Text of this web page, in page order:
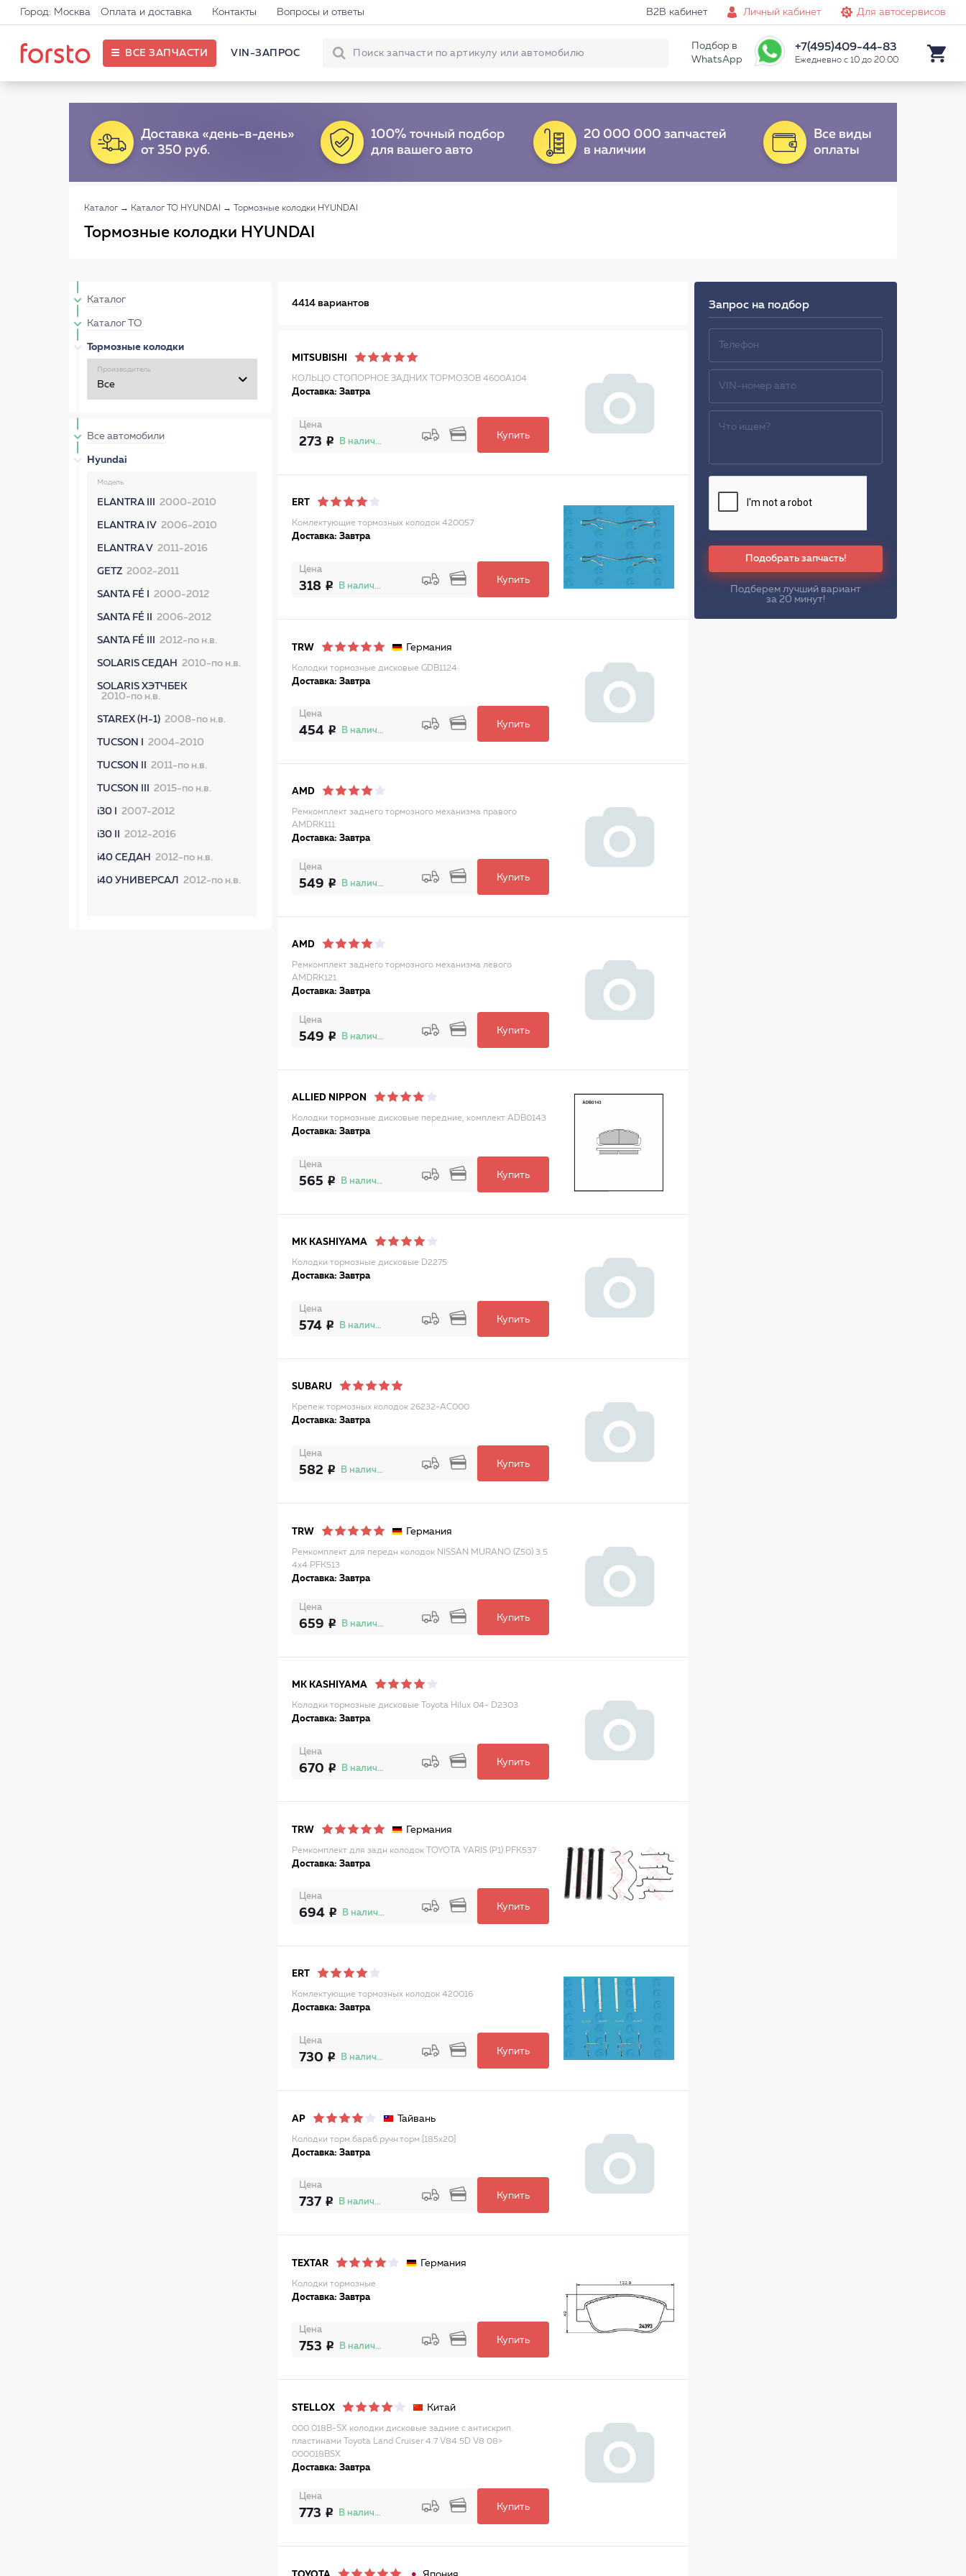
Город: Москва Оплата и доставка Контакты Вопросы и ответы B2B кабинет Личный кабинет Для автосервисов
ВСЕ ЗАПЧАСТИ VIN-ЗАПРОС
Подбор в
WhatsApp
+7(495)409-44-83
Ежедневно с 10 до 20:00
Каталог → Каталог ТО HYUNDAI → Тормозные колодки HYUNDAI
Тормозные колодки HYUNDAI
Каталог
Каталог ТО
Тормозные колодки
Производитель
Все автомобили
Hyundai
Модель
ELANTRA III 2000-2010
ELANTRA IV 2006-2010
ELANTRA V 2011-2016
GETZ 2002-2011
SANTA FÉ I 2000-2012
SANTA FÉ II 2006-2012
SANTA FÉ III 2012-по н.в.
SOLARIS СЕДАН 2010-по н.в.
SOLARIS ХЭТЧБЕК
2010-по н.в.
STAREX (H-1) 2008-по н.в.
TUCSON I 2004-2010
TUCSON II 2011-по н.в.
TUCSON III 2015-по н.в.
i30 I 2007-2012
i30 II 2012-2016
i40 СЕДАН 2012-по н.в.
i40 УНИВЕРСАЛ 2012-по н.в.
4414 вариантов
MITSUBISHI
КОЛЬЦО СТОПОРНОЕ ЗАДНИХ ТОРМОЗОВ 4600A104
Доставка: Завтра
Цена
273 В наличии
Купить
ERT
Комлектующие тормозных колодок 420057
Доставка: Завтра
Цена
318 В наличии
Купить
TRW Германия
Колодки тормозные дисковые GDB1124
Доставка: Завтра
Цена
454 В наличии
Купить
AMD
Ремкомплект заднего тормозного механизма правого
AMDRK111
Доставка: Завтра
Цена
549 В наличии
Купить
AMD
Ремкомплект заднего тормозного механизма левого
AMDRK121
Доставка: Завтра
Цена
549 В наличии
Купить
ALLIED NIPPON
Колодки тормозные дисковые передние, комплект ADB0143
Доставка: Завтра
Цена
565 В наличии
Купить
MK KASHIYAMA
Колодки тормозные дисковые D2275
Доставка: Завтра
Цена
574 В наличии
Купить
SUBARU
Крепеж тормозных колодок 26232-AC000
Доставка: Завтра
Цена
582 В наличии
Купить
TRW Германия
Ремкомплект для передн колодок NISSAN MURANO (Z50) 3.5
4x4 PFK513
Доставка: Завтра
Цена
659 В наличии
Купить
MK KASHIYAMA
Колодки тормозные дисковые Toyota Hilux 04- D2303
Доставка: Завтра
Цена
670 В наличии
Купить
TRW Германия
Ремкомплект для задн колодок TOYOTA YARIS (P1) PFK537
Доставка: Завтра
Цена
694 В наличии
Купить
ERT
Комлектующие тормозных колодок 420016
Доставка: Завтра
Цена
730 В наличии
Купить
AP Тайвань
Колодки торм.бараб.ручн.торм.[185x20]
Доставка: Завтра
Цена
737 В наличии
Купить
TEXTAR Германия
Колодки тормозные
Доставка: Завтра
Цена
753 В наличии
Купить
STELLOX Китай
000 018B-SX колодки дисковые задние с антискрип.
пластинами Toyota Land Cruiser 4.7 V84.5D V8 08>
000018BSX
Доставка: Завтра
Цена
773 В наличии
Купить
Запрос на подбор
Подобрать запчасть!
Подберем лучший вариант
за 20 минут!